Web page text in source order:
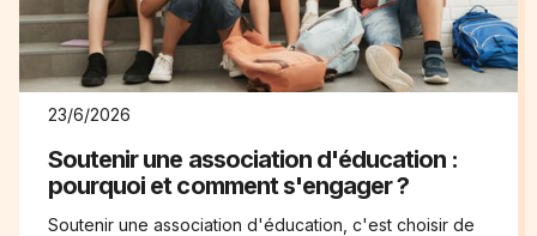
23/6/2026
Soutenir une association d'éducation :
pourquoi et comment s'engager ?
Soutenir une association d'éducation, c'est choisir de